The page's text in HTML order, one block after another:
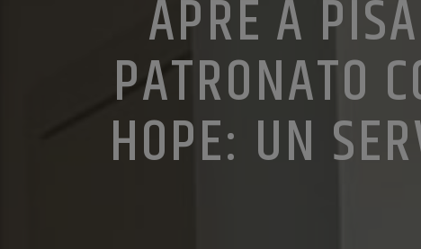
APRE A
PATRONATO
HOPE: UN